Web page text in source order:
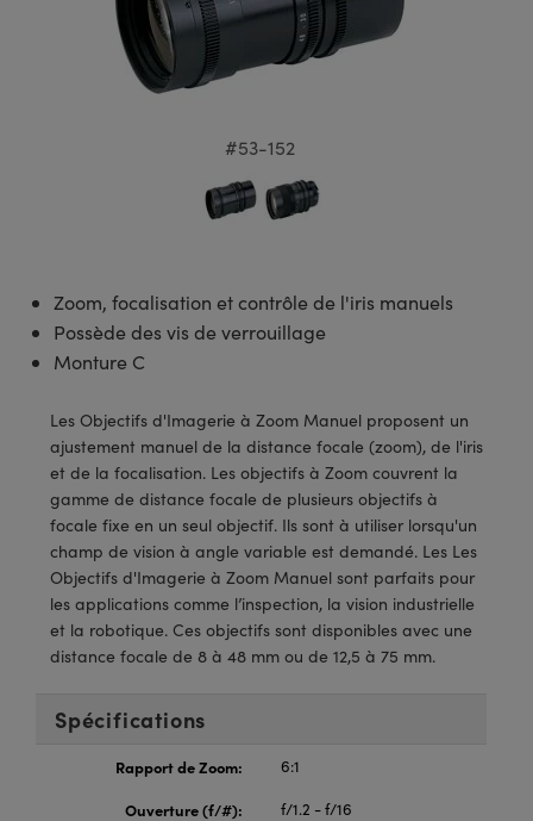
Optiques de SCHOTT
Optiques Traités par
Ionique
Diffractifs (DOE)
Optiques
de Faisceaux Laser
Microscopie Laser
Optomécaniques
: Optomécanique
de Microscopie
Modulaires Zoom
Micromètres
de Microscopie
ou Coupleurs
de Poche ou à Mesure Directe
Cinématographique et
et Composants
pour Caméras
: Caméras
Optiques Actifs
: Test et Détection
quantiques
Development Systems
Optiques Lightpath ®
Labs™
: Laboratoire et
de Série: Mires
de Série: Test et Détection
Test et Détection
: Laboratoire ou
#53-152
Zoom, focalisation et contrôle de l'iris manuels
Possède des vis de verrouillage
Monture C
Les Objectifs d'Imagerie à Zoom Manuel proposent un
ajustement manuel de la distance focale (zoom), de l'iris
et de la focalisation. Les objectifs à Zoom couvrent la
gamme de distance focale de plusieurs objectifs à
focale fixe en un seul objectif. Ils sont à utiliser lorsqu'un
champ de vision à angle variable est demandé. Les Les
Objectifs d'Imagerie à Zoom Manuel sont parfaits pour
les applications comme l’inspection, la vision industrielle
et la robotique. Ces objectifs sont disponibles avec une
distance focale de 8 à 48 mm ou de 12,5 à 75 mm.
Spécifications
Rapport de Zoom:
6:1
Ouverture (f/#):
f/1.2 - f/16